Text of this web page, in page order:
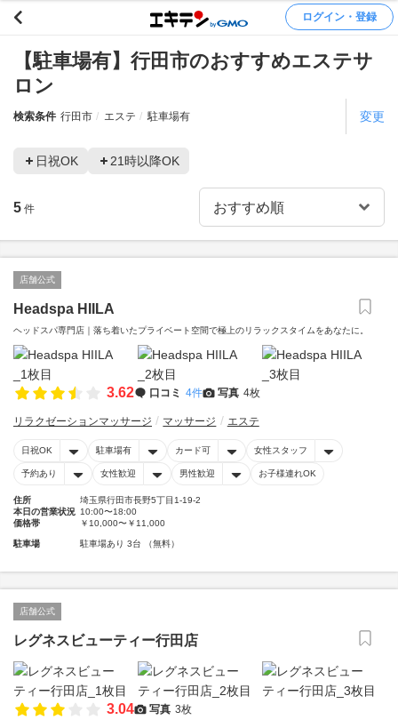
ログイン・登録
【駐車場有】行田市のおすすめエステサ
ロン
検索条件 行田市 エステ 駐車場有 変更
日祝OK 21時以降OK
5 件
店舗公式
Headspa HIILA
ヘッドスパ専門店｜落ち着いたプライベート空間で極上のリラックスタイムをあなたに。
3.62 口コミ 4件 写真 4枚
リラクゼーションマッサージ マッサージ エステ
日祝OK 駐車場有 カード可 女性スタッフ
予約あり 女性歓迎 男性歓迎 お子様連れOK
住所
埼玉県行田市長野5丁目1-19-2
本日の営業状況 10:00〜18:00
価格帯
￥10,000〜￥11,000
駐車場 駐車場あり 3台 （無料）
店舗公式
レグネスビューティー行田店
3.04 写真 3枚